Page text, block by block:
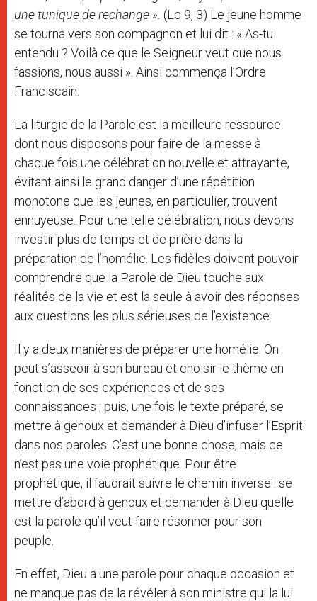
une tunique de rechange ». (Lc 9, 3) Le jeune homme
se tourna vers son compagnon et lui dit : « As-tu
entendu ? Voilà ce que le Seigneur veut que nous
fassions, nous aussi ». Ainsi commença l’Ordre
Franciscain.
La liturgie de la Parole est la meilleure ressource
dont nous disposons pour faire de la messe à
chaque fois une célébration nouvelle et attrayante,
évitant ainsi le grand danger d’une répétition
monotone que les jeunes, en particulier, trouvent
ennuyeuse. Pour une telle célébration, nous devons
investir plus de temps et de prière dans la
préparation de l’homélie. Les fidèles doivent pouvoir
comprendre que la Parole de Dieu touche aux
réalités de la vie et est la seule à avoir des réponses
aux questions les plus sérieuses de l’existence.
Il y a deux manières de préparer une homélie. On
peut s’asseoir à son bureau et choisir le thème en
fonction de ses expériences et de ses
connaissances ; puis, une fois le texte préparé, se
mettre à genoux et demander à Dieu d’infuser l’Esprit
dans nos paroles. C’est une bonne chose, mais ce
n’est pas une voie prophétique. Pour être
prophétique, il faudrait suivre le chemin inverse : se
mettre d’abord à genoux et demander à Dieu quelle
est la parole qu’il veut faire résonner pour son
peuple.
En effet, Dieu a une parole pour chaque occasion et
ne manque pas de la révéler à son ministre qui la lui